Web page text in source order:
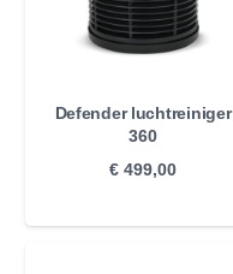
Defender luchtreiniger
360
€ 499,00